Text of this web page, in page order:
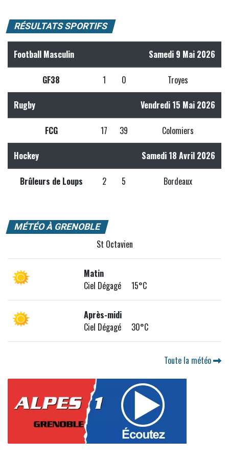
RÉSULTATS SPORTIFS
Football Masculin Samedi 9 Mai 2026
GF38 1 0 Troyes
Rugby Vendredi 15 Mai 2026
FCG 17 39 Colomiers
Hockey Samedi 18 Avril 2026
Brûleurs de Loups 2 5 Bordeaux
MÉTÉO À GRENOBLE
St Octavien
Matin
Ciel Dégagé 15°C
Après-midi
Ciel Dégagé 30°C
Toute la météo